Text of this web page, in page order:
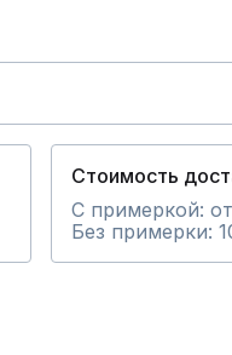
Стоимость
С примеркой:
Без примерки: